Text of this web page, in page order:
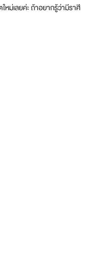
ม่เลยค่ะ ถ้าอยากรู้ว่ามีราศี